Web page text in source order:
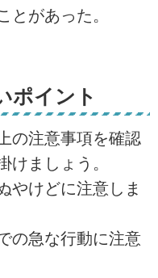
とがあった。
ポイント
の注意事項を確認
けましょう。
やけどに注意しま
の急な行動に注意